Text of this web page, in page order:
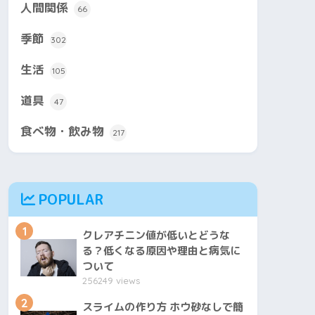
人間関係 66
季節 302
生活 105
道具 47
食べ物・飲み物 217
POPULAR
1
クレアチニン値が低いとどうな
る？低くなる原因や理由と病気に
ついて
256249 views
2 スライムの作り方 ホウ砂なしで簡